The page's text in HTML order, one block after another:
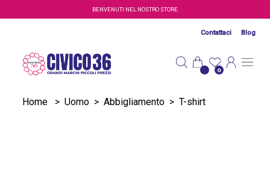
Salta al contenuto principaleBENVENUTI NEL NOSTRO STORE
Contattaci Blog
0
Home > Uomo > Abbigliamento > T-shirt